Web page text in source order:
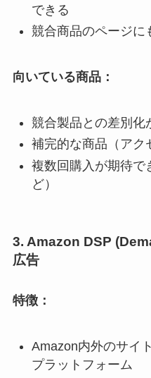
できる
競合商品のページに
向いている商品：
競合製品との差別化
補完的な商品（アク
複数回購入が期待で
ど）
3. Amazon DSP
広告
特徴：
Amazon内外のサイ
プラットフォーム